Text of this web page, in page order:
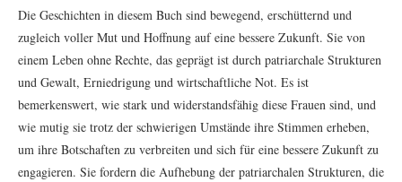
Die Geschichten in diesem Buch sind bewegend, erschütternd und
zugleich voller Mut und Hoffnung auf eine bessere Zukunft. Sie von
einem Leben ohne Rechte, das geprägt ist durch patriarchale Strukturen
und Gewalt, Erniedrigung und wirtschaftliche Not. Es ist
bemerkenswert, wie stark und widerstandsfähig diese Frauen sind, und
wie mutig sie trotz der schwierigen Umstände ihre Stimmen erheben,
um ihre Botschaften zu verbreiten und sich für eine bessere Zukunft zu
engagieren. Sie fordern die Aufhebung der patriarchalen Strukturen, die